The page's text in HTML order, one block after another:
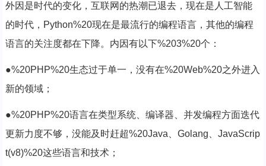
外因是时代的变化，互联网的热潮已退去，现在是人工智能
的时代，Python%20现在是最流行的编程语言，其他的编程
语言的关注度都在下降。内因有以下%203%20个：
●%20PHP%20生态过于单一，没有在%20Web%20之外进入
新的领域；
●%20PHP%20语言在类型系统、编译器、并发编程方面迭代
更新力度不够，没能及时赶超%20Java、Golang、JavaScrip
t(v8)%20这些语言和技术；